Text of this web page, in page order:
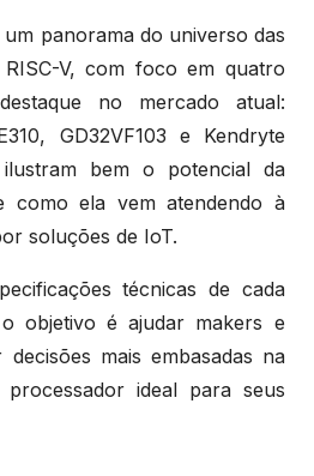
panorama do universo das
V, com foco em quatro
no mercado atual:
GD32VF103 e Kendryte
ilustram bem o potencial da
como ela vem atendendo à
soluções de IoT.
técnicas de cada
objetivo é ajudar makers e
mais embasadas na
ideal para seus